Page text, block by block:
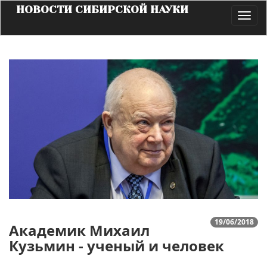
НОВОСТИ СИБИРСКОЙ НАУКИ
19/06/2018
Академик Михаил
Кузьмин - ученый и человек